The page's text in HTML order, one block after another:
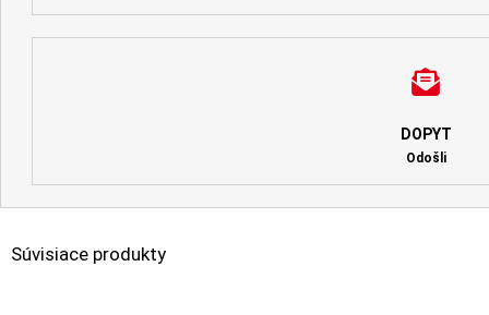
DOPYT
Odošli
Súvisiace produkty